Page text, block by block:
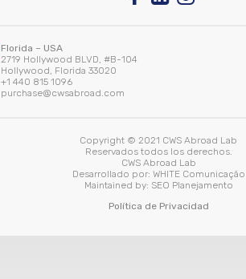
Copyright © 2021 CWS Abroad Lab
Reservados todos los derechos.
CWS Abroad Lab
Desarrollado por: WHITE Comunicação
Maintained by: SEO Planejamento
Política de Privacidad
Florida – USA
2719 Hollywood BLVD, #B-104
Hollywood, Florida 33020
+1 440 815 1096
purchase@cwsabroad.com